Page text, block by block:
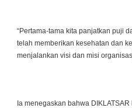
“Pertama-tama kita panjatkan puji
telah memberikan kesehatan dan
menjalankan visi dan misi
Ia menegaskan bahwa